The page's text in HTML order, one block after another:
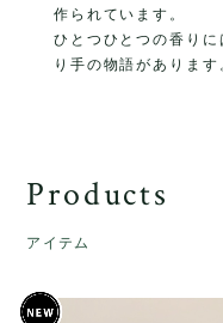
作られています。
ひとつひとつの香り
り手の物語があります
Products
アイテム